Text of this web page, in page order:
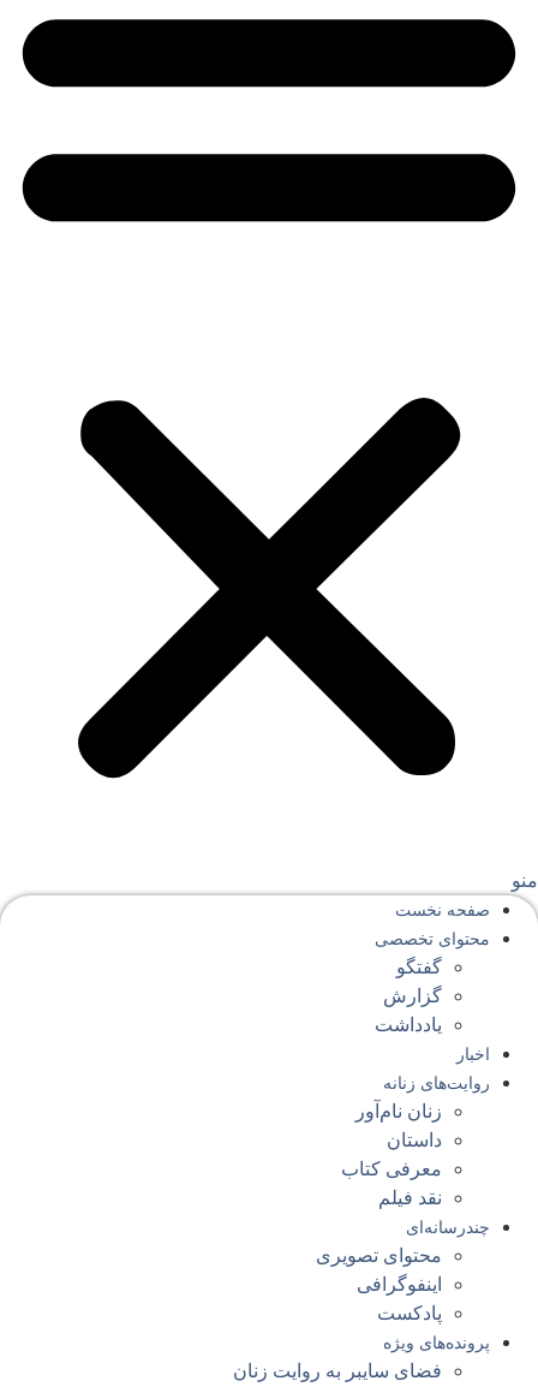
صفحه‌ نخست
محتوای‌ تخصصی
گفتگو
گزارش
یادداشت
اخبار
روایت‌های زنانه
زنان نام‌آور
داستان
معرفی کتاب
نقد فیلم
چندرسانه‌ای
محتوای تصویری
اینفوگرافی
پادکست
پرونده‌های ویژه
فضای سایبر به روایت زنان